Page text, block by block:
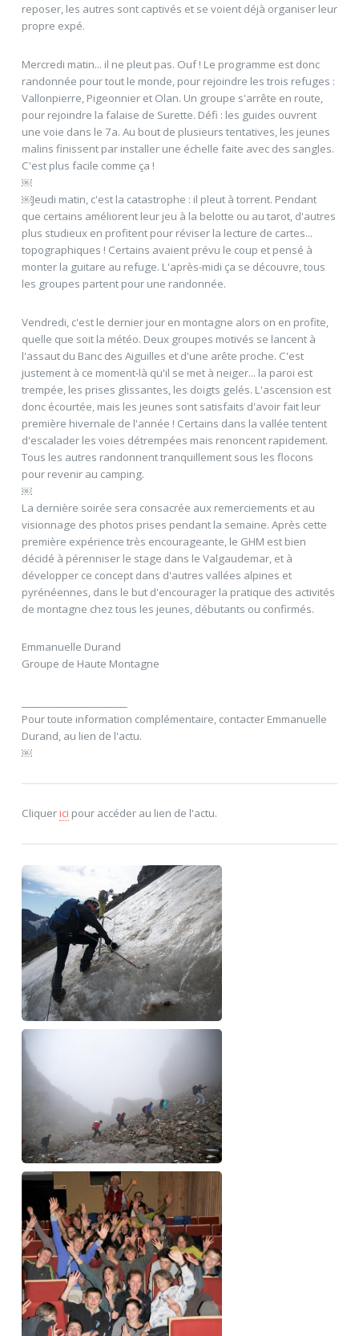
reposer, les autres sont captivés et se voient déjà organiser leur
propre expé.
Mercredi matin... il ne pleut pas. Ouf ! Le programme est donc
randonnée pour tout le monde, pour rejoindre les trois refuges :
Vallonpierre, Pigeonnier et Olan. Un groupe s'arrête en route,
pour rejoindre la falaise de Surette. Défi : les guides ouvrent
une voie dans le 7a. Au bout de plusieurs tentatives, les jeunes
malins finissent par installer une échelle faite avec des sangles.
C'est plus facile comme ça !
￼
￼Jeudi matin, c'est la catastrophe : il pleut à torrent. Pendant
que certains améliorent leur jeu à la belotte ou au tarot, d'autres
plus studieux en profitent pour réviser la lecture de cartes...
topographiques ! Certains avaient prévu le coup et pensé à
monter la guitare au refuge. L'après-midi ça se découvre, tous
les groupes partent pour une randonnée.
Vendredi, c'est le dernier jour en montagne alors on en profite,
quelle que soit la météo. Deux groupes motivés se lancent à
l'assaut du Banc des Aiguilles et d'une arête proche. C'est
justement à ce moment-là qu'il se met à neiger... la paroi est
trempée, les prises glissantes, les doigts gelés. L'ascension est
donc écourtée, mais les jeunes sont satisfaits d'avoir fait leur
première hivernale de l'année ! Certains dans la vallée tentent
d'escalader les voies détrempées mais renoncent rapidement.
Tous les autres randonnent tranquillement sous les flocons
pour revenir au camping.
￼
La dernière soirée sera consacrée aux remerciements et au
visionnage des photos prises pendant la semaine. Après cette
première expérience très encourageante, le GHM est bien
décidé à pérenniser le stage dans le Valgaudemar, et à
développer ce concept dans d'autres vallées alpines et
pyrénéennes, dans le but d'encourager la pratique des activités
de montagne chez tous les jeunes, débutants ou confirmés.
Emmanuelle Durand
Groupe de Haute Montagne
Pour toute information complémentaire, contacter Emmanuelle
Durand, au lien de l'actu.
￼
Cliquerici pour accéder au lien de l'actu.